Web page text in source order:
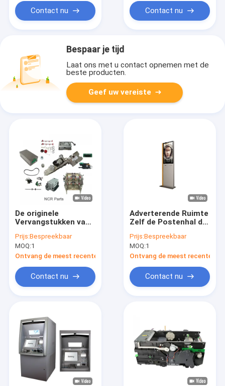
Contact nu Contact nu
Bespaar je tijd
Laat ons met u contact opnemen met de
beste producten.
Geef uw vereiste
De originele
Vervangstukken van
Grafisch aan
Prijs:Bespreekbaar
MOQ:1
Ontvang de meest recente Prijs
Contact nu
Adverterende Ruimte
Zelf de Postenhal die
Audioformaten
bevinden zich
Prijs:Bespreekbaar
MOQ:1
Ontvang de meest recente
Contact nu